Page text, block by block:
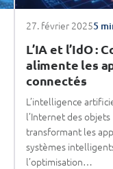
27. février 20255
L’IA et l’IdO :
alimente les
connectés
L’intelligence
l’Internet des objets
transformant les
systèmes
l’optimisation…